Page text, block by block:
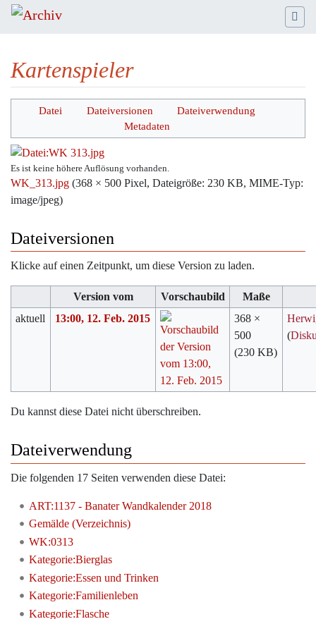
Kartenspieler
Wechseln zu: Navigation,Suche
Datei Dateiversionen
Dateiverwendung
Metadaten
Es ist keine höhere Auflösung vorhanden.
WK_313.jpg (368 × 500 Pixel, Dateigröße: 230 KB, MIME-Typ:
image/jpeg)
Dateiversionen
Klicke auf einen Zeitpunkt, um diese Version zu laden.
Version vom Vorschaubild
Maße
aktuell
13:00, 12. Feb. 2015
368 ×
500
(230 KB)
(
Du kannst diese Datei nicht überschreiben.
Dateiverwendung
Die folgenden 17 Seiten verwenden diese Datei:
ART:1137 - Banater Wandkalender 2018
Gemälde (Verzeichnis)
WK:0313
Kategorie:Bierglas
Kategorie:Essen und Trinken
Kategorie:Familienleben
Kategorie:Flasche